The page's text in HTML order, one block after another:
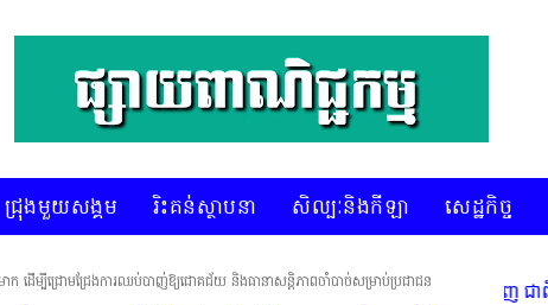
ជ្រុងមួយសង្គម រិះគន់ស្ថាបនា សិល្បៈនិងកីឡា សេដ្ឋកិច្ច
ដើម្បីជ្រោមជ្រែងការឈប់បាញ់ឱ្យជោគជ័យ និងធានាសន្តិភាពចាំបាច់សម្រាប់ប្រជាជន
* គេហទំព័រ ស៊ីអេចអធីវីអនឡាញ ជាព័ត៌មានពិត រហ័